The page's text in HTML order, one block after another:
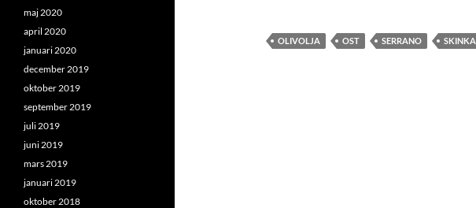
OLIVOLJA OST SERRANO SKINKA
maj 2020
april 2020
januari 2020
december 2019
oktober 2019
september 2019
juli 2019
juni 2019
mars 2019
januari 2019
oktober 2018